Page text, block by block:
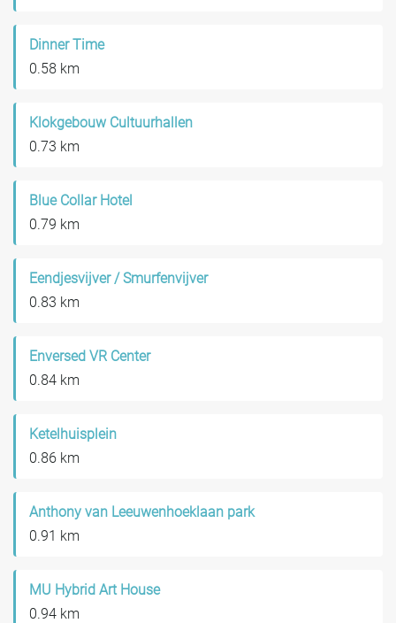
Dinner Time
0.58 km
Klokgebouw Cultuurhallen
0.73 km
Blue Collar Hotel
0.79 km
Eendjesvijver / Smurfenvijver
0.83 km
Enversed VR Center
0.84 km
Ketelhuisplein
0.86 km
Anthony van Leeuwenhoeklaan park
0.91 km
MU Hybrid Art House
0.94 km